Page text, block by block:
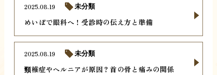
めいぼで眼科へ！受診時の伝え方と準備
2025.08.19 未分類
頸椎症やヘルニアが原因？首の骨と痛みの関係
2025.08.19 未分類